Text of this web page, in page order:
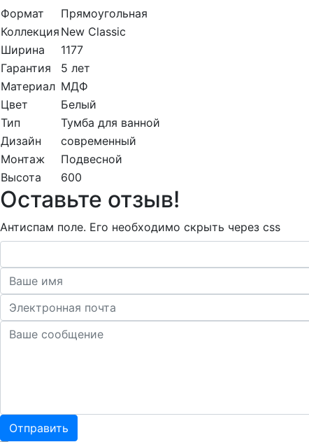
Формат
Прямоугольная
Коллекция New Classic
Ширина
1177
Гарантия
5 лет
Материал МДФ
Цвет
Белый
Тип
Тумба для ванной
Дизайн
современный
Монтаж
Подвесной
Высота
600
Оставьте отзыв!
Антиспам поле. Его необходимо скрыть через css